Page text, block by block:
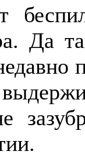
Да